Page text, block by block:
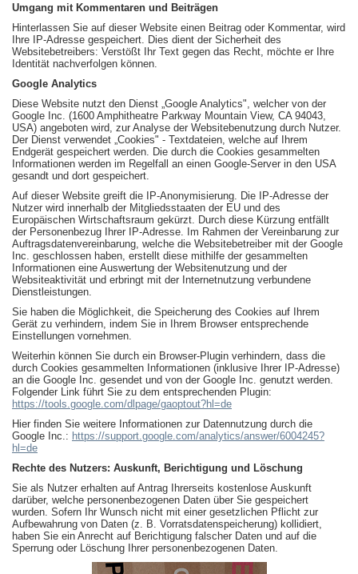
Umgang mit Kommentaren und Beiträgen
Hinterlassen Sie auf dieser Website einen Beitrag oder Kommentar, wird
Ihre IP-Adresse gespeichert. Dies dient der Sicherheit des
Websitebetreibers: Verstößt Ihr Text gegen das Recht, möchte er Ihre
Identität nachverfolgen können.
Google Analytics
Diese Website nutzt den Dienst „Google Analytics", welcher von der
Google Inc. (1600 Amphitheatre Parkway Mountain View, CA 94043,
USA) angeboten wird, zur Analyse der Websitebenutzung durch Nutzer.
Der Dienst verwendet „Cookies" - Textdateien, welche auf Ihrem
Endgerät gespeichert werden. Die durch die Cookies gesammelten
Informationen werden im Regelfall an einen Google-Server in den USA
gesandt und dort gespeichert.
Auf dieser Website greift die IP-Anonymisierung. Die IP-Adresse der
Nutzer wird innerhalb der Mitgliedsstaaten der EU und des
Europäischen Wirtschaftsraum gekürzt. Durch diese Kürzung entfällt
der Personenbezug Ihrer IP-Adresse. Im Rahmen der Vereinbarung zur
Auftragsdatenvereinbarung, welche die Websitebetreiber mit der Google
Inc. geschlossen haben, erstellt diese mithilfe der gesammelten
Informationen eine Auswertung der Websitenutzung und der
Websiteaktivität und erbringt mit der Internetnutzung verbundene
Dienstleistungen.
Sie haben die Möglichkeit, die Speicherung des Cookies auf Ihrem
Gerät zu verhindern, indem Sie in Ihrem Browser entsprechende
Einstellungen vornehmen.
Weiterhin können Sie durch ein Browser-Plugin verhindern, dass die
durch Cookies gesammelten Informationen (inklusive Ihrer IP-Adresse)
an die Google Inc. gesendet und von der Google Inc. genutzt werden.
Folgender Link führt Sie zu dem entsprechenden Plugin:
https://tools.google.com/dlpage/gaoptout?hl=de
Hier finden Sie weitere Informationen zur Datennutzung durch die
Google Inc.: https://support.google.com/analytics/answer/6004245?
hl=de
Rechte des Nutzers: Auskunft, Berichtigung und Löschung
Sie als Nutzer erhalten auf Antrag Ihrerseits kostenlose Auskunft
darüber, welche personenbezogenen Daten über Sie gespeichert
wurden. Sofern Ihr Wunsch nicht mit einer gesetzlichen Pflicht zur
Aufbewahrung von Daten (z. B. Vorratsdatenspeicherung) kollidiert,
haben Sie ein Anrecht auf Berichtigung falscher Daten und auf die
Sperrung oder Löschung Ihrer personenbezogenen Daten.